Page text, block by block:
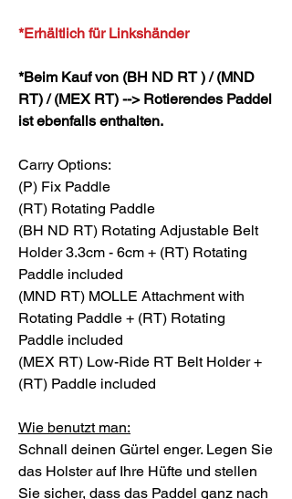
*Erhältlich für Linkshänder
*Beim Kauf von (BH ND RT ) / (MND
RT) / (MEX RT) --> Rotierendes Paddel
ist ebenfalls enthalten.
Carry Options:
(P) Fix Paddle
(RT) Rotating Paddle
(BH ND RT) Rotating Adjustable Belt
Holder 3.3cm - 6cm + (RT) Rotating
Paddle included
(MND RT) MOLLE Attachment with
Rotating Paddle + (RT) Rotating
Paddle included
(MEX RT) Low-Ride RT Belt Holder +
(RT) Paddle included
Wie benutzt man:
Schnall deinen Gürtel enger. Legen Sie
das Holster auf Ihre Hüfte und stellen
Sie sicher, dass das Paddel ganz nach